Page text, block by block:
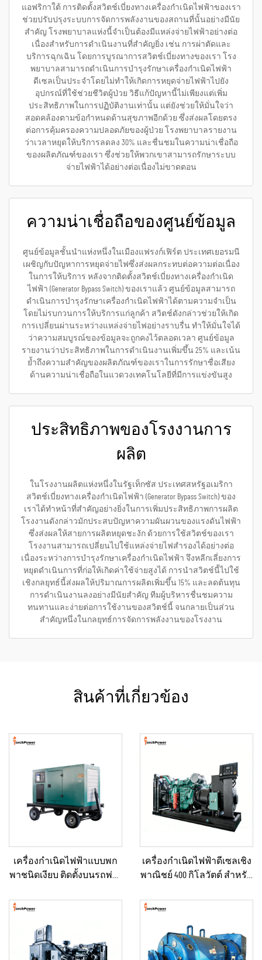
แอฟริกาใต้ การติดตั้งสวิตช์เบี่ยงทางเครื่องกำเนิดไฟฟ้าของเรา
ช่วยปรับปรุงระบบการจัดการพลังงานของสถานที่นั้นอย่างมีนัย
สำคัญ โรงพยาบาลแห่งนี้จำเป็นต้องมีแหล่งจ่ายไฟฟ้าอย่างต่อ
เนื่องสำหรับการดำเนินงานที่สำคัญยิ่ง เช่น การผ่าตัดและ
บริการฉุกเฉิน โดยการบูรณาการสวิตช์เบี่ยงทางของเรา โรง
พยาบาลสามารถดำเนินการบำรุงรักษาเครื่องกำเนิดไฟฟ้า
ดีเซลเป็นประจำโดยไม่ทำให้เกิดการหยุดจ่ายไฟฟ้าไปยัง
อุปกรณ์ที่ใช้ช่วยชีวิตผู้ป่วย วิธีแก้ปัญหานี้ไม่เพียงแต่เพิ่ม
ประสิทธิภาพในการปฏิบัติงานเท่านั้น แต่ยังช่วยให้มั่นใจว่า
สอดคล้องตามข้อกำหนดด้านสุขภาพอีกด้วย ซึ่งส่งผลโดยตรง
ต่อการคุ้มครองความปลอดภัยของผู้ป่วย โรงพยาบาลรายงาน
ว่าเวลาหยุดให้บริการลดลง 30% และชื่นชมในความน่าเชื่อถือ
ของผลิตภัณฑ์ของเรา ซึ่งช่วยให้พวกเขาสามารถรักษาระบบ
จ่ายไฟฟ้าได้อย่างต่อเนื่องไม่ขาดตอน
ความน่าเชื่อถือของศูนย์ข้อมูล
ศูนย์ข้อมูลชั้นนำแห่งหนึ่งในเมืองแฟรงก์เฟิร์ต ประเทศเยอรมนี
เผชิญกับปัญหาการหยุดจ่ายไฟซึ่งส่งผลกระทบต่อความต่อเนื่อง
ในการให้บริการ หลังจากติดตั้งสวิตช์เบี่ยงทางเครื่องกำเนิด
ไฟฟ้า (Generator Bypass Switch) ของเราแล้ว ศูนย์ข้อมูลสามารถ
ดำเนินการบำรุงรักษาเครื่องกำเนิดไฟฟ้าได้ตามความจำเป็น
โดยไม่รบกวนการให้บริการแก่ลูกค้า สวิตช์ดังกล่าวช่วยให้เกิด
การเปลี่ยนผ่านระหว่างแหล่งจ่ายไฟอย่างราบรื่น ทำให้มั่นใจได้
ว่าความสมบูรณ์ของข้อมูลจะถูกคงไว้ตลอดเวลา ศูนย์ข้อมูล
รายงานว่าประสิทธิภาพในการดำเนินงานเพิ่มขึ้น 25% และเน้น
ย้ำถึงความสำคัญของผลิตภัณฑ์ของเราในการรักษาชื่อเสียง
ด้านความน่าเชื่อถือในแวดวงเทคโนโลยีที่มีการแข่งขันสูง
ประสิทธิภาพของโรงงานการ
ผลิต
ในโรงงานผลิตแห่งหนึ่งในรัฐเท็กซัส ประเทศสหรัฐอเมริกา
สวิตช์เบี่ยงทางเครื่องกำเนิดไฟฟ้า (Generator Bypass Switch) ของ
เราได้ทำหน้าที่สำคัญอย่างยิ่งในการเพิ่มประสิทธิภาพการผลิต
โรงงานดังกล่าวมักประสบปัญหาความผันผวนของแรงดันไฟฟ้า
ซึ่งส่งผลให้สายการผลิตหยุดชะงัก ด้วยการใช้สวิตช์ของเรา
โรงงานสามารถเปลี่ยนไปใช้แหล่งจ่ายไฟสำรองได้อย่างต่อ
เนื่องระหว่างการบำรุงรักษาเครื่องกำเนิดไฟฟ้า จึงหลีกเลี่ยงการ
หยุดดำเนินการที่ก่อให้เกิดค่าใช้จ่ายสูงได้ การนำสวิตช์นี้ไปใช้
เชิงกลยุทธ์นี้ส่งผลให้ปริมาณการผลิตเพิ่มขึ้น 15% และลดต้นทุน
การดำเนินงานลงอย่างมีนัยสำคัญ ทีมผู้บริหารชื่นชมความ
ทนทานและง่ายต่อการใช้งานของสวิตช์นี้ จนกลายเป็นส่วน
สำคัญหนึ่งในกลยุทธ์การจัดการพลังงานของโรงงาน
สินค้าที่เกี่ยวข้อง
เครื่องกำเนิดไฟฟ้าแบบพก
พาชนิดเงียบ ติดตั้งบนรถพ่วง
เครื่องกำเนิดไฟฟ้าดีเซลเชิง
พาณิชย์ 400 กิโลวัตต์ สำหรับ
ไฟฟ้าอย่างต่อเนื่อง